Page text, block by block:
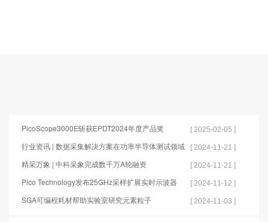
PicoScope3000E斩获EPDT2024年度产品奖 [ 2025-02-05 ]
行业资讯 | 数据采集解决方案在功率半导体测试领域
的应用
[ 2024-11-21 ]
精采万象 | 中科采象完成数千万A轮融资 [ 2024-11-21 ]
Pico Technology发布25GHz采样扩展实时示波器 [ 2024-11-12 ]
SGA可编程耗材帮助实验室研究元素粒子 [ 2024-11-03 ]